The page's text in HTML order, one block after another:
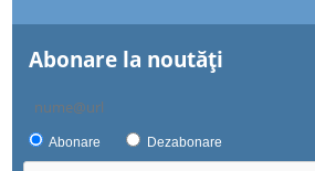
Abonare la noutăţi
Abonare Dezabonare